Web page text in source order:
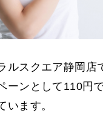
ルスクエア静岡店
ーンとして110円
います。